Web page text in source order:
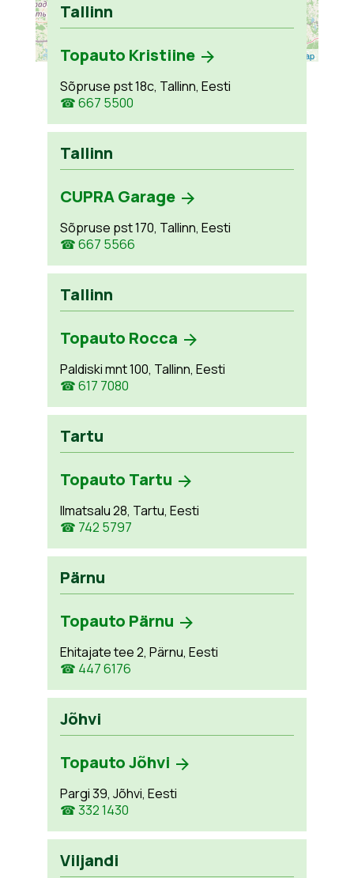
Leaflet OpenStreetMap
Tallinn
Topauto Kristiine
Sõpruse pst 18c, Tallinn, Eesti
☎ 667 5500
Tallinn
CUPRA Garage
Sõpruse pst 170, Tallinn, Eesti
☎ 667 5566
Tallinn
Topauto Rocca
Paldiski mnt 100, Tallinn, Eesti
☎ 617 7080
Tartu
Topauto Tartu
Ilmatsalu 28, Tartu, Eesti
☎ 742 5797
Pärnu
Topauto Pärnu
Ehitajate tee 2, Pärnu, Eesti
☎ 447 6176
Jõhvi
Topauto Jõhvi
Pargi 39, Jõhvi, Eesti
☎ 332 1430
Viljandi